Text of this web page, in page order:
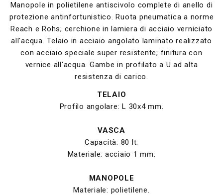
Manopole in polietilene antiscivolo complete di anello di
protezione antinfortunistico. Ruota pneumatica a norme
Reach e Rohs; cerchione in lamiera di acciaio verniciato
all'acqua. Telaio in acciaio angolato laminato realizzato
con acciaio speciale super resistente; finitura con
vernice all'acqua. Gambe in profilato a U ad alta
resistenza di carico.
TELAIO
Profilo angolare: L 30x4 mm.
VASCA
Capacità: 80 lt.
Materiale: acciaio 1 mm.
MANOPOLE
Materiale: polietilene.